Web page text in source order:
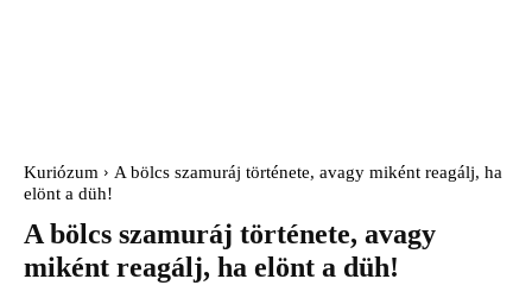
Kuriózum
A bölcs szamuráj története, avagy miként reagálj, ha
elönt a düh!
A bölcs szamuráj története, avagy
miként reagálj, ha elönt a düh!